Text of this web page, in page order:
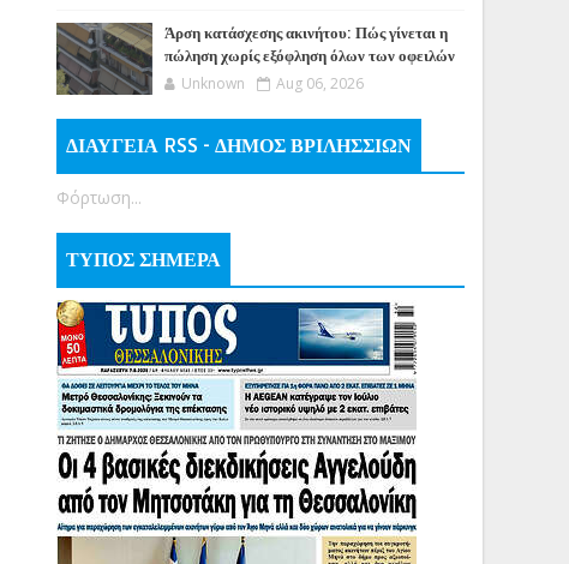
Άρση κατάσχεσης ακινήτου: Πώς γίνεται η
πώληση χωρίς εξόφληση όλων των οφειλών
Unknown Aug 06, 2026
ΔΙΑΥΓΕΙΑ RSS - ΔΗΜΟΣ ΒΡΙΛΗΣΣΙΩΝ
Φόρτωση...
ΤΥΠΟΣ ΣΗΜΕΡΑ